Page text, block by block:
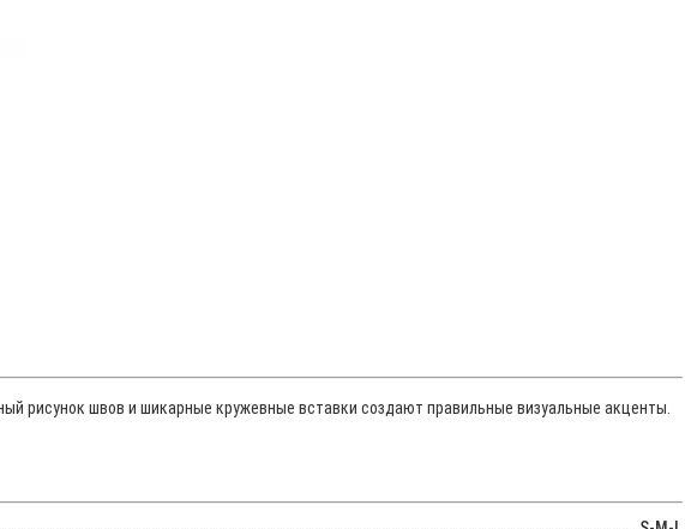
рисунок швов и шикарные кружевные вставки создают правильные визуальные акценты.